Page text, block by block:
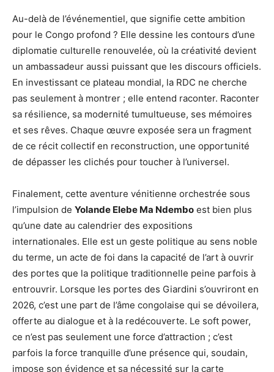
Au-delà de l’événementiel, que signifie cette ambition
pour le Congo profond ? Elle dessine les contours d’une
diplomatie culturelle renouvelée, où la créativité devient
un ambassadeur aussi puissant que les discours officiels.
En investissant ce plateau mondial, la RDC ne cherche
pas seulement à montrer ; elle entend raconter. Raconter
sa résilience, sa modernité tumultueuse, ses mémoires
et ses rêves. Chaque œuvre exposée sera un fragment
de ce récit collectif en reconstruction, une opportunité
de dépasser les clichés pour toucher à l’universel.
Finalement, cette aventure vénitienne orchestrée sous
l’impulsion de Yolande Elebe Ma Ndembo est bien plus
qu’une date au calendrier des expositions
internationales. Elle est un geste politique au sens noble
du terme, un acte de foi dans la capacité de l’art à ouvrir
des portes que la politique traditionnelle peine parfois à
entrouvrir. Lorsque les portes des Giardini s’ouvriront en
2026, c’est une part de l’âme congolaise qui se dévoilera,
offerte au dialogue et à la redécouverte. Le soft power,
ce n’est pas seulement une force d’attraction ; c’est
parfois la force tranquille d’une présence qui, soudain,
impose son évidence et sa nécessité sur la carte